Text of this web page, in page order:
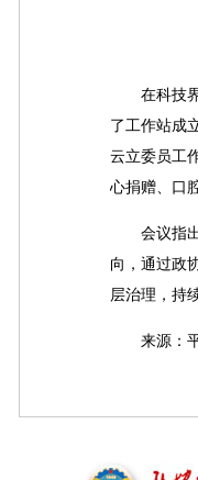
在科技界
了工作站成
云立委员工
心捐赠、口
会议指出
向，通过政
层治理，持
来源：平